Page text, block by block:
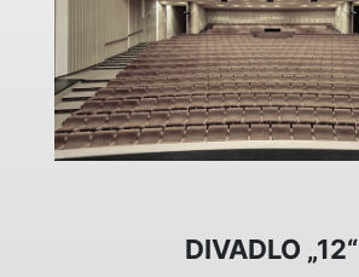
DIVADLO „12“